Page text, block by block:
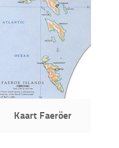
Kaart Faeröer